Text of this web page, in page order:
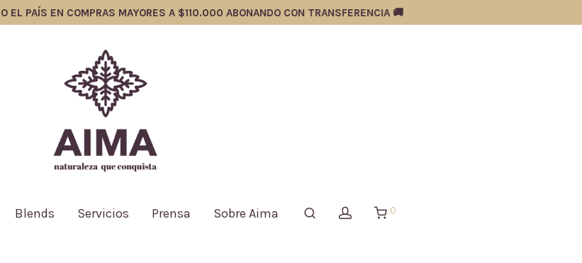
PAÍS EN COMPRAS MAYORES A $110.000 ABONANDO CON TRANSFERENCIA 🚚
Blends Servicios Prensa Sobre Aima 0